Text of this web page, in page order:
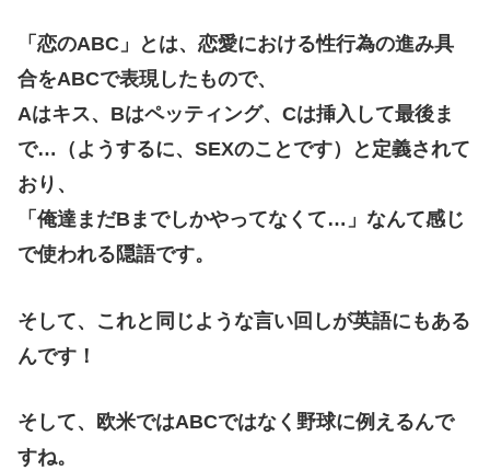
「恋のABC」とは、恋愛における性行為の進み具
合をABCで表現したもので、
Aはキス、 Bはペッティング、 Cは挿入して最後ま
で…（ようするに、SEXのことです）と定義されて
おり、
「俺達まだBまでしかやってなくて…」なんて感じ
で使われる隠語です。
そして、これと同じような言い回しが英語にもある
んです！
そして、欧米ではABCではなく野球に例えるんで
すね。